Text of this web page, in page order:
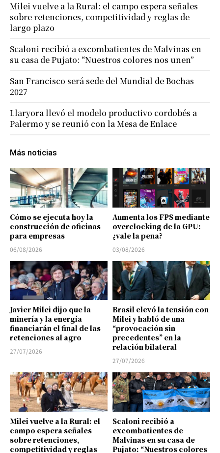
Más noticias
Cómo se ejecuta hoy la
construcción de oficinas
para empresas
06/08/2026
Aumenta los FPS mediante
overclocking de la GPU:
¿vale la pena?
03/08/2026
Javier Milei dijo que la
minería y la energía
financiarán el final de las
retenciones al agro
27/07/2026
Brasil elevó la tensión con
Milei y habló de una
“provocación sin
precedentes” en la
relación bilateral
27/07/2026
Milei vuelve a la Rural: el
campo espera señales
sobre retenciones,
competitividad y reglas
Scaloni recibió a
excombatientes de
Malvinas en su casa de
Pujato: “Nuestros colores
Milei vuelve a la Rural: el campo espera señales
sobre retenciones, competitividad y reglas de
largo plazo
Scaloni recibió a excombatientes de Malvinas en
su casa de Pujato: “Nuestros colores nos unen”
San Francisco será sede del Mundial de Bochas
2027
Llaryora llevó el modelo productivo cordobés a
Palermo y se reunió con la Mesa de Enlace